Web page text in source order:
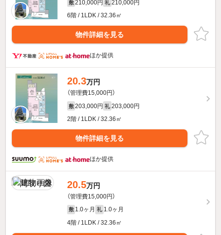
敷 210,000円 礼 210,000円
6階 / 1LDK / 32.36㎡
物件詳細を見る
ほか提供
20.3万円
（管理費15,000円）
敷 203,000円 礼 203,000円
2階 / 1LDK / 32.36㎡
物件詳細を見る
ほか提供
20.5万円
（管理費15,000円）
敷 1.0ヶ月 礼 1.0ヶ月
4階 / 1LDK / 32.36㎡